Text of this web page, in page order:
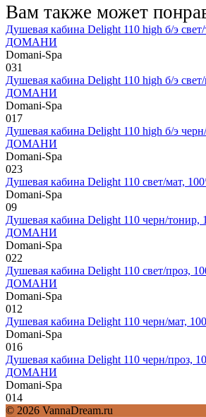
Вам также может
Душевая кабина Delight 110 high б/э
ДОМАНИ
Domani-Spa
031
Душевая кабина Delight 110 high б/э
ДОМАНИ
Domani-Spa
017
Душевая кабина Delight 110 high б/э
ДОМАНИ
Domani-Spa
023
Душевая кабина Delight 110 свет/мат,
Domani-Spa
09
Душевая кабина Delight 110 черн/тонир,
ДОМАНИ
Domani-Spa
022
Душевая кабина Delight 110 свет/проз,
ДОМАНИ
Domani-Spa
012
Душевая кабина Delight 110 черн/мат,
Domani-Spa
016
Душевая кабина Delight 110 черн/проз,
ДОМАНИ
Domani-Spa
014
© 2026 VannaDream.ru